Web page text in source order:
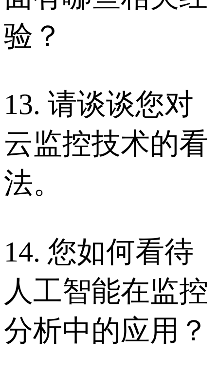
验？
13. 请谈谈您对
云监控技术的看
法。
14. 您如何看待
人工智能在监控
分析中的应用？